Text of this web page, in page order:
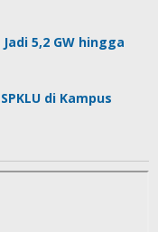
5,2 GW hingga
di Kampus